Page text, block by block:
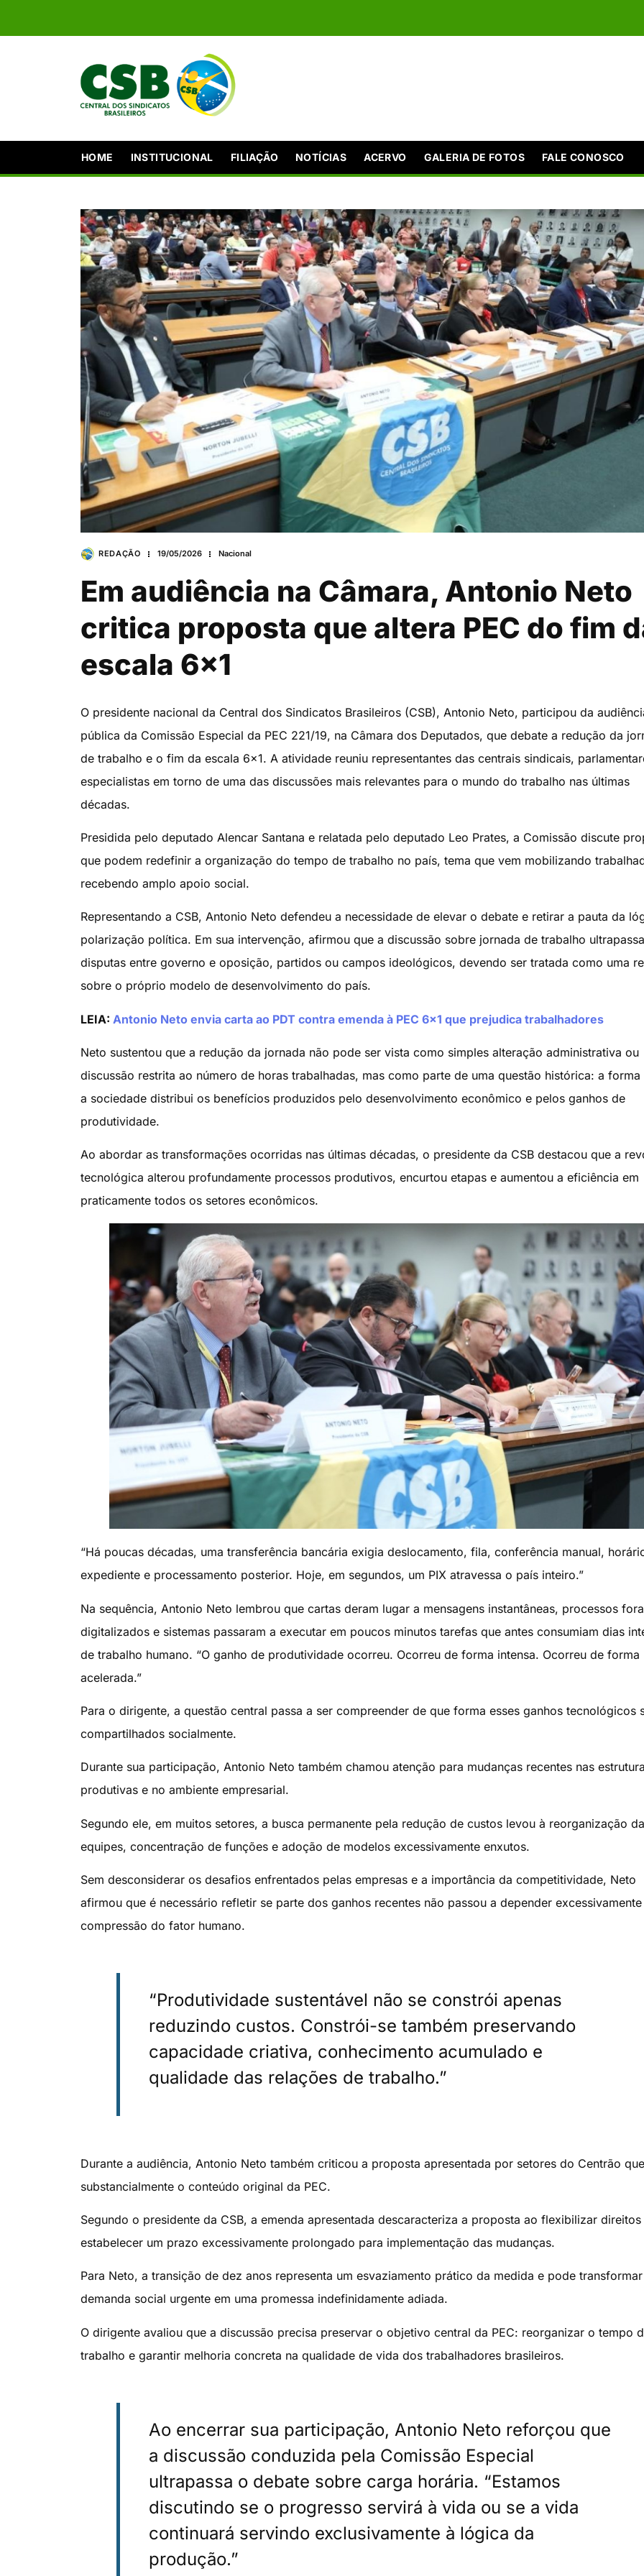
HOME INSTITUCIONAL FILIAÇÃO NOTÍCIAS ACERVO GALERIA DE FOTOS FALE CONOSCO
REDAÇÃO 19/05/2026 Nacional
Em audiência na Câmara, Antonio Neto
critica proposta que altera PEC do fim
escala 6×1
O presidente nacional da Central dos Sindicatos Brasileiros (CSB), Antonio Neto, participou da
pública da Comissão Especial da PEC 221/19, na Câmara dos Deputados, que debate a redução da
de trabalho e o fim da escala 6×1. A atividade reuniu representantes das centrais sindicais,
especialistas em torno de uma das discussões mais relevantes para o mundo do trabalho nas últimas
décadas.
Presidida pelo deputado Alencar Santana e relatada pelo deputado Leo Prates, a Comissão discute
que podem redefinir a organização do tempo de trabalho no país, tema que vem mobilizando
recebendo amplo apoio social.
Representando a CSB, Antonio Neto defendeu a necessidade de elevar o debate e retirar a pauta da
polarização política. Em sua intervenção, afirmou que a discussão sobre jornada de trabalho ultrapassa
disputas entre governo e oposição, partidos ou campos ideológicos, devendo ser tratada como uma
sobre o próprio modelo de desenvolvimento do país.
LEIA: Antonio Neto envia carta ao PDT contra emenda à PEC 6×1 que prejudica trabalhadores
Neto sustentou que a redução da jornada não pode ser vista como simples alteração administrativa ou
discussão restrita ao número de horas trabalhadas, mas como parte de uma questão histórica: a forma
a sociedade distribui os benefícios produzidos pelo desenvolvimento econômico e pelos ganhos de
produtividade.
Ao abordar as transformações ocorridas nas últimas décadas, o presidente da CSB destacou que a
tecnológica alterou profundamente processos produtivos, encurtou etapas e aumentou a eficiência em
praticamente todos os setores econômicos.
“Há poucas décadas, uma transferência bancária exigia deslocamento, fila, conferência manual,
expediente e processamento posterior. Hoje, em segundos, um PIX atravessa o país inteiro.”
Na sequência, Antonio Neto lembrou que cartas deram lugar a mensagens instantâneas, processos
digitalizados e sistemas passaram a executar em poucos minutos tarefas que antes consumiam dias
de trabalho humano. “O ganho de produtividade ocorreu. Ocorreu de forma intensa. Ocorreu de forma
acelerada.”
Para o dirigente, a questão central passa a ser compreender de que forma esses ganhos tecnológicos
compartilhados socialmente.
Durante sua participação, Antonio Neto também chamou atenção para mudanças recentes nas
produtivas e no ambiente empresarial.
Segundo ele, em muitos setores, a busca permanente pela redução de custos levou à reorganização
equipes, concentração de funções e adoção de modelos excessivamente enxutos.
Sem desconsiderar os desafios enfrentados pelas empresas e a importância da competitividade, Neto
afirmou que é necessário refletir se parte dos ganhos recentes não passou a depender excessivamente
compressão do fator humano.
“Produtividade sustentável não se constrói apenas
reduzindo custos. Constrói-se também preservando
capacidade criativa, conhecimento acumulado e
qualidade das relações de trabalho.”
Durante a audiência, Antonio Neto também criticou a proposta apresentada por setores do Centrão
substancialmente o conteúdo original da PEC.
Segundo o presidente da CSB, a emenda apresentada descaracteriza a proposta ao flexibilizar direitos
estabelecer um prazo excessivamente prolongado para implementação das mudanças.
Para Neto, a transição de dez anos representa um esvaziamento prático da medida e pode
demanda social urgente em uma promessa indefinidamente adiada.
O dirigente avaliou que a discussão precisa preservar o objetivo central da PEC: reorganizar o tempo
trabalho e garantir melhoria concreta na qualidade de vida dos trabalhadores brasileiros.
Ao encerrar sua participação, Antonio Neto reforçou que
a discussão conduzida pela Comissão Especial
ultrapassa o debate sobre carga horária. “Estamos
discutindo se o progresso servirá à vida ou se a vida
continuará servindo exclusivamente à lógica da
produção.”